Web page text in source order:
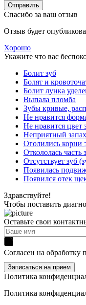
Спасибо за ваш отзыв
Отзыв будет
Хорошо
Укажите что вас
Болит зуб
Болят и
Болит лунка
Выпала пломба
Зубы кривые,
Не нравится
Не нравится цвет
Неприятный
Оголились корни
Откололась часть
Отсутствует зуб
Появилась
Появился отек
Здравствуйте!
Чтобы поставить
Оставьте свои
Согласен на обработку
Политика
Политика